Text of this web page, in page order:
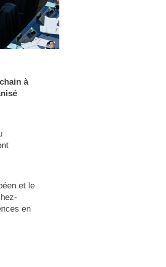
à
et le
en